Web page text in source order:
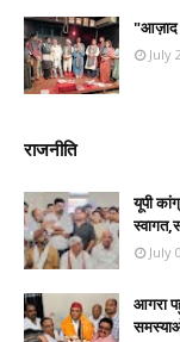
"आज़ाद
July
राजनीति
यूपी
July
आगरा